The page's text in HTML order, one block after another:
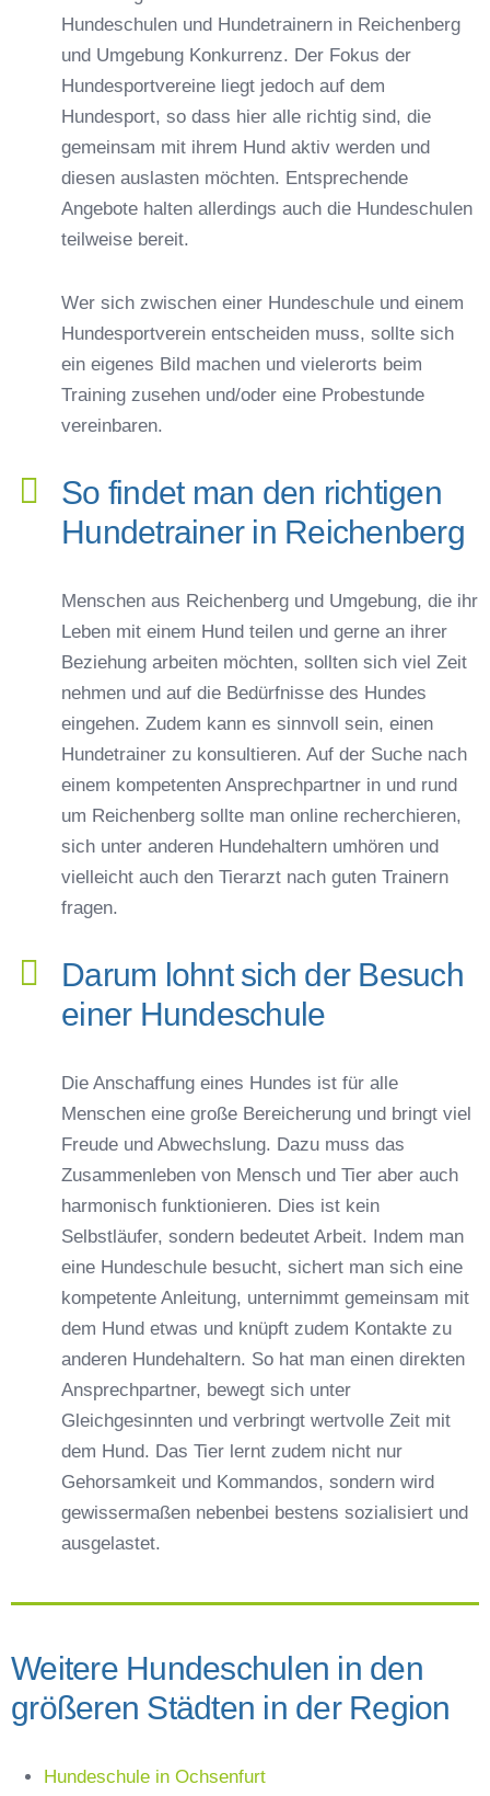
Hundeschulen und Hundetrainern in Reichenberg
und Umgebung Konkurrenz. Der Fokus der
Hundesportvereine liegt jedoch auf dem
Hundesport, so dass hier alle richtig sind, die
gemeinsam mit ihrem Hund aktiv werden und
diesen auslasten möchten. Entsprechende
Angebote halten allerdings auch die Hundeschulen
teilweise bereit.
Wer sich zwischen einer Hundeschule und einem
Hundesportverein entscheiden muss, sollte sich
ein eigenes Bild machen und vielerorts beim
Training zusehen und/oder eine Probestunde
vereinbaren.
So findet man den richtigen
Hundetrainer in Reichenberg
Menschen aus Reichenberg und Umgebung, die ihr
Leben mit einem Hund teilen und gerne an ihrer
Beziehung arbeiten möchten, sollten sich viel Zeit
nehmen und auf die Bedürfnisse des Hundes
eingehen. Zudem kann es sinnvoll sein, einen
Hundetrainer zu konsultieren. Auf der Suche nach
einem kompetenten Ansprechpartner in und rund
um Reichenberg sollte man online recherchieren,
sich unter anderen Hundehaltern umhören und
vielleicht auch den Tierarzt nach guten Trainern
fragen.
Darum lohnt sich der Besuch
einer Hundeschule
Die Anschaffung eines Hundes ist für alle
Menschen eine große Bereicherung und bringt viel
Freude und Abwechslung. Dazu muss das
Zusammenleben von Mensch und Tier aber auch
harmonisch funktionieren. Dies ist kein
Selbstläufer, sondern bedeutet Arbeit. Indem man
eine Hundeschule besucht, sichert man sich eine
kompetente Anleitung, unternimmt gemeinsam mit
dem Hund etwas und knüpft zudem Kontakte zu
anderen Hundehaltern. So hat man einen direkten
Ansprechpartner, bewegt sich unter
Gleichgesinnten und verbringt wertvolle Zeit mit
dem Hund. Das Tier lernt zudem nicht nur
Gehorsamkeit und Kommandos, sondern wird
gewissermaßen nebenbei bestens sozialisiert und
ausgelastet.
Weitere Hundeschulen in den
größeren Städten in der Region
Hundeschule in Ochsenfurt